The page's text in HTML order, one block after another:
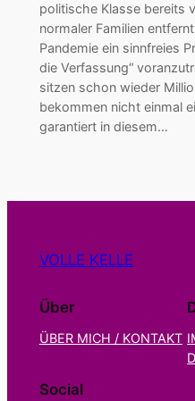
politische Klasse bereits
normaler Familien
Pandemie ein sinnfreies
die Verfassung“
sitzen schon wieder
bekommen nicht einmal
garantiert in diesem…
VOLLE KELLE
Über
ÜBER MICH / KONTAKT
Social